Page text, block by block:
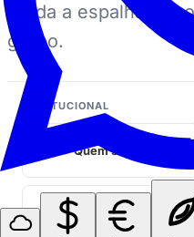
Ajuda a espalhar a
grupo.
INSTITUCIONAL
Quem somos
Fale conosco